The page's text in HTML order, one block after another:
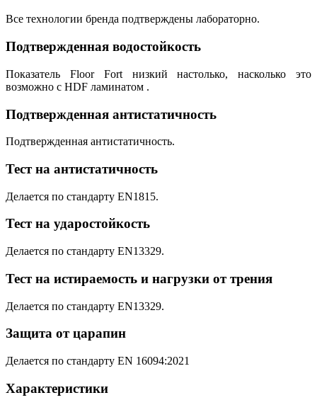
Все технологии бренда подтверждены лабораторно.
Подтвержденная водостойкость
Показатель Floor Fort низкий настолько, насколько это
возможно с HDF ламинатом .
Подтвержденная антистатичность
Подтвержденная антистатичность.
Тест на антистатичность
Делается по стандарту EN1815.
Тест на ударостойкость
Делается по стандарту EN13329.
Тест на истираемость и нагрузки от трения
Делается по стандарту EN13329.
Защита от царапин
Делается по стандарту EN 16094:2021
Характеристики